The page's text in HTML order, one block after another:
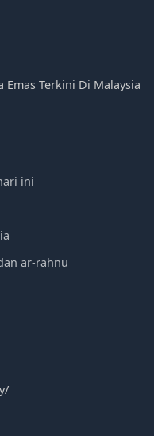
Terkini Di Malaysia
ini
ar-rahnu